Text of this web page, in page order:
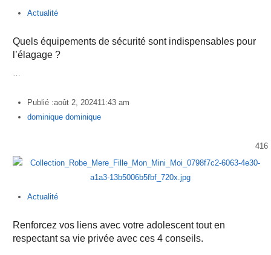
Actualité
Quels équipements de sécurité sont indispensables pour
l’élagage ?
…
Publié :août 2, 202411:43 am
Author
dominique dominique
416
Actualité
Renforcez vos liens avec votre adolescent tout en
respectant sa vie privée avec ces 4 conseils.